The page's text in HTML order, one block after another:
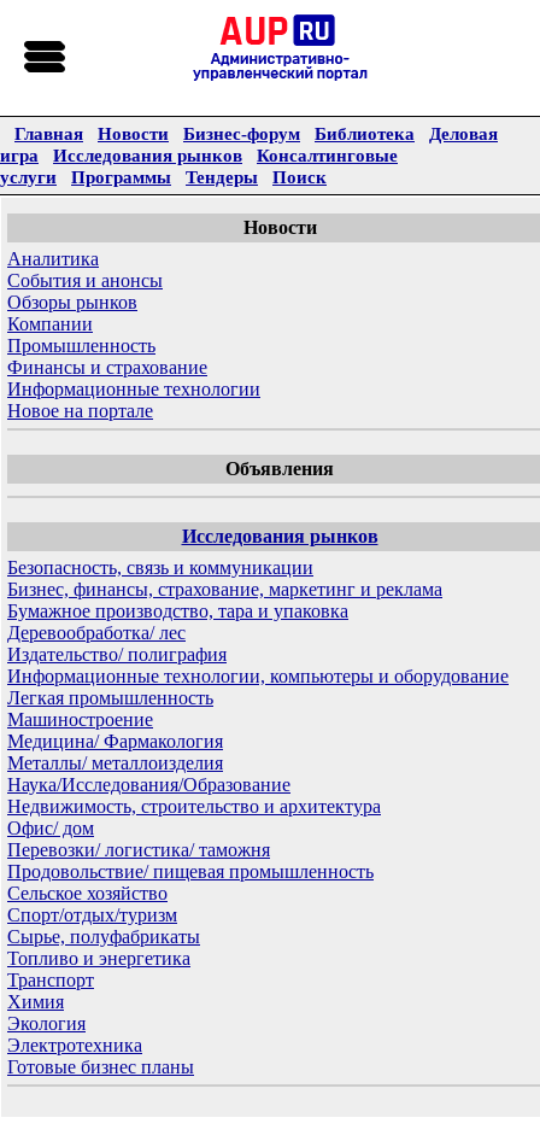
Главная Новости Бизнес-форум Библиотека
Деловая
игра
Исследования рынков
Консалтинговые
услуги
Программы Тендеры Поиск
Новости
Аналитика
События и анонсы
Обзоры рынков
Компании
Промышленность
Финансы и страхование
Информационные технологии
Новое на портале
Объявления
Исследования рынков
Безопасность, связь и коммуникации
Бизнес, финансы, страхование, маркетинг и реклама
Бумажное производство, тара и упаковка
Деревообработка/ лес
Издательство/ полиграфия
Информационные технологии, компьютеры и оборудование
Легкая промышленность
Машиностроение
Медицина/ Фармакология
Металлы/ металлоизделия
Наука/Исследования/Образование
Недвижимость, строительство и архитектура
Офис/ дом
Перевозки/ логистика/ таможня
Продовольствие/ пищевая промышленность
Сельское хозяйство
Спорт/отдых/туризм
Сырье, полуфабрикаты
Топливо и энергетика
Транспорт
Химия
Экология
Электротехника
Готовые бизнес планы